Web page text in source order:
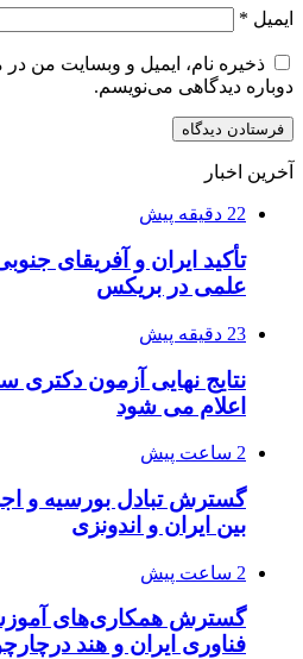
ایمیل *
ذخیره نام، ایمیل و وبسایت من
دوباره دیدگاهی می‌نویسم.
آخرین اخبار
22 دقیقه پیش
تأکید ایران و آفریقای
علمی در بریکس
23 دقیقه پیش
اعلام می شود
2 ساعت پیش
گسترش تبادل بورسیه و
بین ایران و اندونزی
2 ساعت پیش
گسترش همکاری‌های
فناوری ایران و هند